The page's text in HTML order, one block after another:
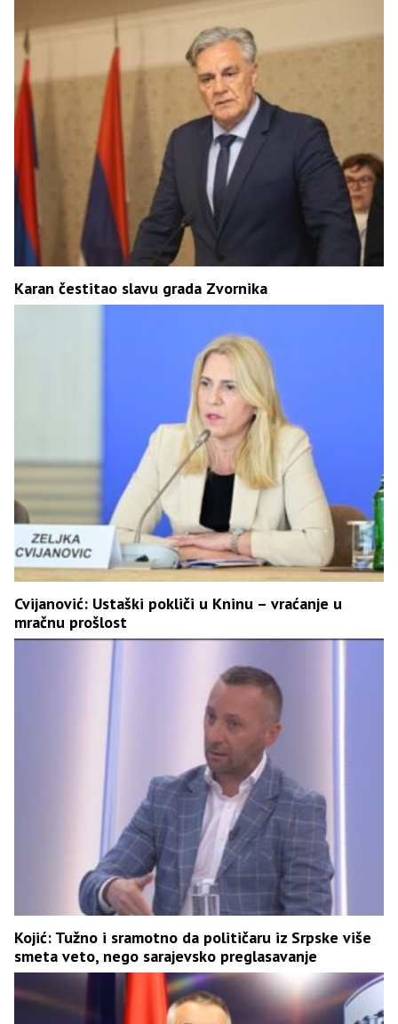
Karan čestitao slavu grada Zvornika
Cvijanović: Ustaški pokliči u Kninu – vraćanje u
mračnu prošlost
Kojić: Tužno i sramotno da političaru iz Srpske više
smeta veto, nego sarajevsko preglasavanje